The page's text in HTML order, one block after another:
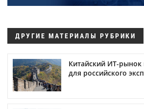
ДРУГИЕ МАТЕРИАЛЫ РУБРИКИ
Китайский ИТ-рынок
для российского